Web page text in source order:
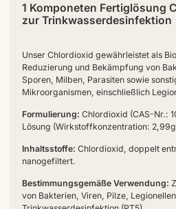
1 Komponeten Fertiglösung
zur Trinkwasserdesinfektion
Unser Chlordioxid gewährleistet als
Reduzierung und Bekämpfung von
Sporen, Milben, Parasiten sowie
Mikroorganismen, einschließlich
Formulierung: Chlordioxid (CAS-Nr.:
Lösung (Wirkstoffkonzentration:
Inhaltsstoffe: Chlordioxid, doppelt
nanogefiltert.
Bestimmungsgemäße Verwendung:
von Bakterien, Viren, Pilze,